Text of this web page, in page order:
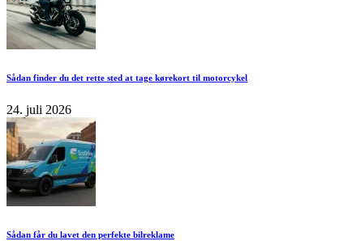
Sådan finder du det rette sted at tage kørekort til motorcykel
24. juli 2026
Sådan får du lavet den perfekte bilreklame